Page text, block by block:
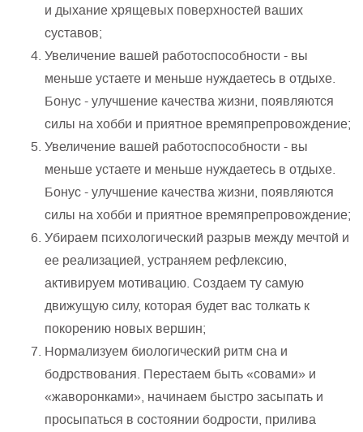
и дыхание хрящевых поверхностей ваших
суставов;
Увеличение вашей работоспособности - вы
меньше устаете и меньше нуждаетесь в отдыхе.
Бонус - улучшение качества жизни, появляются
силы на хобби и приятное времяпрепровождение;
Увеличение вашей работоспособности - вы
меньше устаете и меньше нуждаетесь в отдыхе.
Бонус - улучшение качества жизни, появляются
силы на хобби и приятное времяпрепровождение;
Убираем психологический разрыв между мечтой и
ее реализацией, устраняем рефлексию,
активируем мотивацию. Создаем ту самую
движущую силу, которая будет вас толкать к
покорению новых вершин;
Нормализуем биологический ритм сна и
бодрствования. Перестаем быть «совами» и
«жаворонками», начинаем быстро засыпать и
просыпаться в состоянии бодрости, прилива